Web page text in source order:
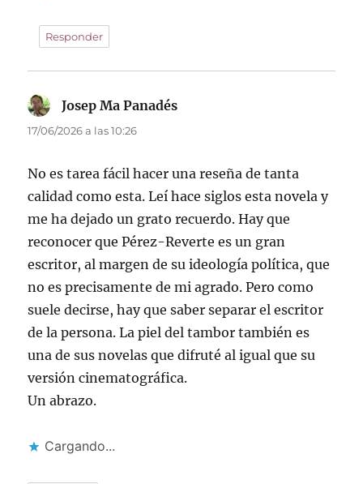
Responder
Josep Ma Panadés
17/06/2026 a las 10:26
No es tarea fácil hacer una reseña de tanta
calidad como esta. Leí hace siglos esta novela y
me ha dejado un grato recuerdo. Hay que
reconocer que Pérez-Reverte es un gran
escritor, al margen de su ideología política, que
no es precisamente de mi agrado. Pero como
suele decirse, hay que saber separar el escritor
de la persona. La piel del tambor también es
una de sus novelas que difruté al igual que su
versión cinematográfica.
Un abrazo.
Cargando...